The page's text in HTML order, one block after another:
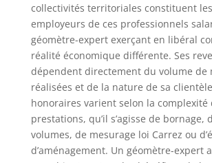
collectivités territoriales constituent
employeurs de ces professionnels
géomètre-expert exerçant en libéral
réalité économique différente. Ses
dépendent directement du volume de
réalisées et de la nature de sa
honoraires varient selon la complexité
prestations, qu’il s’agisse de bornage,
volumes, de mesurage loi Carrez ou
d’aménagement. Un géomètre-expert